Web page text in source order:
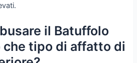
il Batuffolo
tipo di affatto di